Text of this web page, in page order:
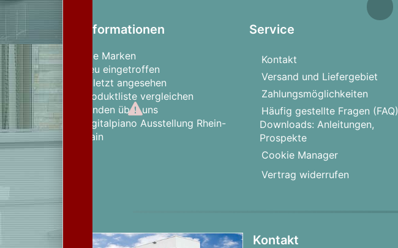
Informationen
Alle Marken
Neu eingetroffen
Zuletzt angesehen
Produktliste vergleichen
Kunden über uns
Digitalpiano Ausstellung Rhein-
Main
Service
Kontakt
Versand und Liefergebiet
Zahlungsmöglichkeiten
Häufig gestellte Fragen (FAQ)
Downloads: Anleitungen,
Prospekte
Cookie Manager
Vertrag widerrufen
Kontakt